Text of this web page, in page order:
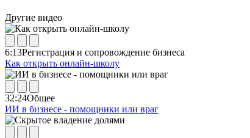
Другие видео
6:13Регистрация и сопровождение бизнеса
Как открыть онлайн-школу
32:24Общее
ИИ в бизнесе - помощники или враг